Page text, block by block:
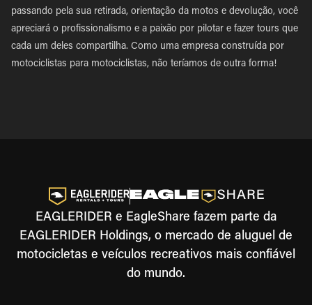
passando pela sua retirada, orientação da motos e devolução, você
apreciará o profissionalismo e a paixão por pilotar e fazer tours que
cada um deles compartilha. Como uma empresa construída por
motociclistas para motociclistas, não teríamos de outra forma!
EAGLERIDER e EagleShare fazem parte da
EAGLERIDER Holdings, o mercado de aluguel de
motocicletas e veículos recreativos mais confiável
do mundo.